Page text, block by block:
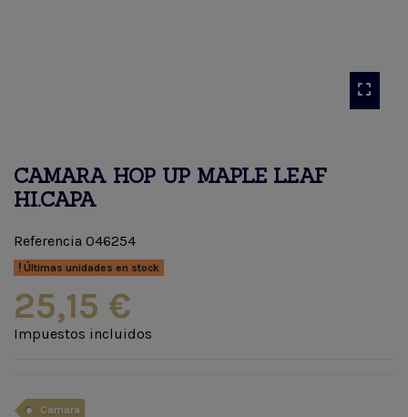
CAMARA HOP UP MAPLE LEAF
HI.CAPA
Referencia 046254
Últimas unidades en stock
25,15 €
Impuestos incluidos
Camara